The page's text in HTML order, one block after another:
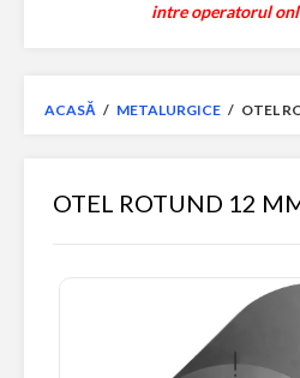
intre operatorul
ACASĂ / METALURGICE / OTEL
OTEL ROTUND 12